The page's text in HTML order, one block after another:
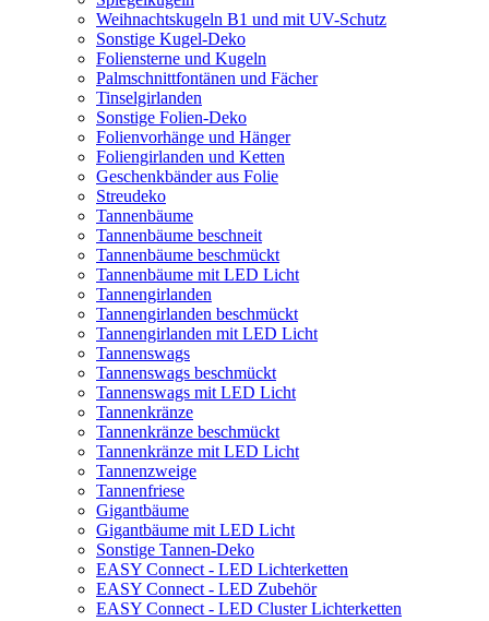
Weihnachtskugeln B1 und mit UV-Schutz
Sonstige Kugel-Deko
Foliensterne und Kugeln
Palmschnittfontänen und Fächer
Tinselgirlanden
Sonstige Folien-Deko
Folienvorhänge und Hänger
Foliengirlanden und Ketten
Geschenkbänder aus Folie
Streudeko
Tannenbäume
Tannenbäume beschneit
Tannenbäume beschmückt
Tannenbäume mit LED Licht
Tannengirlanden
Tannengirlanden beschmückt
Tannengirlanden mit LED Licht
Tannenswags
Tannenswags beschmückt
Tannenswags mit LED Licht
Tannenkränze
Tannenkränze beschmückt
Tannenkränze mit LED Licht
Tannenzweige
Tannenfriese
Gigantbäume
Gigantbäume mit LED Licht
Sonstige Tannen-Deko
EASY Connect - LED Lichterketten
EASY Connect - LED Zubehör
EASY Connect - LED Cluster Lichterketten